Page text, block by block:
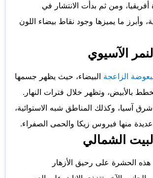
ومن ثم بدأت الانتشار في
وأبرز ما يميزها وجود نقاط بيضاء اللون
الزاعجة البيضاء، حيث يظهر جسمها
بالأبيض، وتظهر خلال فترات النهار.
آسيا، وكذلك المناطق شبه الاستوائية،
منها فيروس زيكا والحمى الصفراء.
الحشرة على رحيق الأزهار